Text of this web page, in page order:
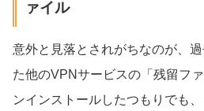
ァイル
意外と見落とされがちなのが、
た他のVPNサービスの「残留フ
ンインストールしたつもりでも